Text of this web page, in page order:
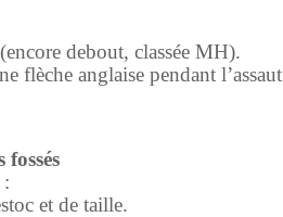
debout, classée MH).
flèche anglaise pendant
et de taille.